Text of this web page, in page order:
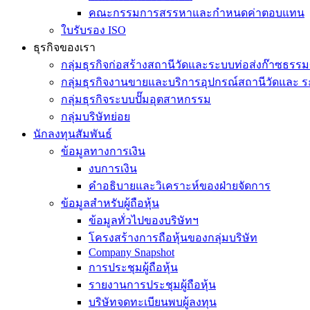
คณะกรรมการสรรหาและกำหนดค่าตอบแทน
ใบรับรอง ISO
ธุรกิจของเรา
กลุ่มธุรกิจก่อสร้างสถานีวัดและระบบท่อส่งก๊าซธรร
กลุ่มธุรกิจงานขายและบริการอุปกรณ์สถานีวัดและ
กลุ่มธุรกิจระบบปั๊มอุตสาหกรรม
กลุ่มบริษัทย่อย
นักลงทุนสัมพันธ์
ข้อมูลทางการเงิน
งบการเงิน
คำอธิบายและวิเคราะห์ของฝ่ายจัดการ
ข้อมูลสำหรับผู้ถือหุ้น
ข้อมูลทั่วไปของบริษัทฯ
โครงสร้างการถือหุ้นของกลุ่มบริษัท
Company Snapshot
การประชุมผู้ถือหุ้น
รายงานการประชุมผู้ถือหุ้น
บริษัทจดทะเบียนพบผู้ลงทุน